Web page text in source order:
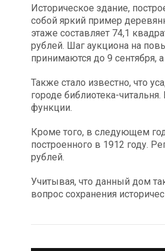
Историческое здание,
собой яркий пример
этаже составляет 74,1
рублей. Шаг аукциона на
принимаются до 9 сентября, а
Также стало известно, что
городе библиотека-
функции.
Кроме того, в следующем
построенного в 1912 году.
рублей.
Учитывая, что данный дом
вопрос сохранения